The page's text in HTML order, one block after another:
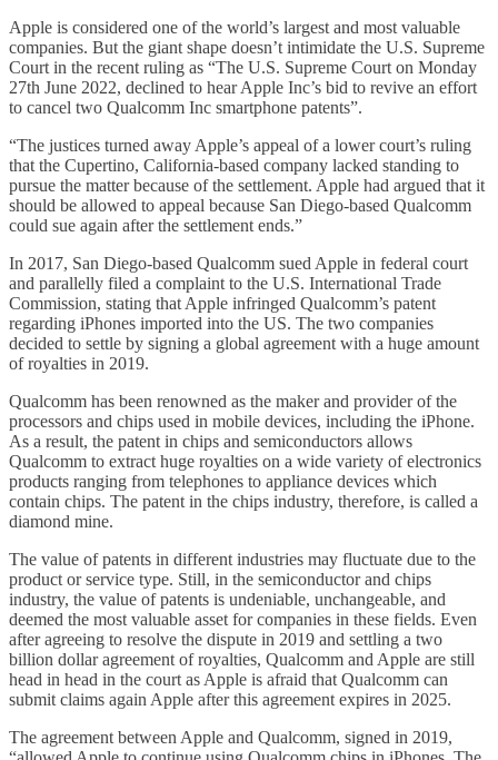
Apple is considered one of the world’s largest and most valuable
companies. But the giant shape doesn’t intimidate the U.S. Supreme
Court in the recent ruling as “The U.S. Supreme Court on Monday
27th June 2022, declined to hear Apple Inc’s bid to revive an effort
to cancel two Qualcomm Inc smartphone patents”.
“The justices turned away Apple’s appeal of a lower court’s ruling
that the Cupertino, California-based company lacked standing to
pursue the matter because of the settlement. Apple had argued that it
should be allowed to appeal because San Diego-based Qualcomm
could sue again after the settlement ends.”
In 2017, San Diego-based Qualcomm sued Apple in federal court
and parallelly filed a complaint to the U.S. International Trade
Commission, stating that Apple infringed Qualcomm’s patent
regarding iPhones imported into the US. The two companies
decided to settle by signing a global agreement with a huge amount
of royalties in 2019.
Qualcomm has been renowned as the maker and provider of the
processors and chips used in mobile devices, including the iPhone.
As a result, the patent in chips and semiconductors allows
Qualcomm to extract huge royalties on a wide variety of electronics
products ranging from telephones to appliance devices which
contain chips. The patent in the chips industry, therefore, is called a
diamond mine.
The value of patents in different industries may fluctuate due to the
product or service type. Still, in the semiconductor and chips
industry, the value of patents is undeniable, unchangeable, and
deemed the most valuable asset for companies in these fields. Even
after agreeing to resolve the dispute in 2019 and settling a two
billion dollar agreement of royalties, Qualcomm and Apple are still
head in head in the court as Apple is afraid that Qualcomm can
submit claims again Apple after this agreement expires in 2025.
The agreement between Apple and Qualcomm, signed in 2019,